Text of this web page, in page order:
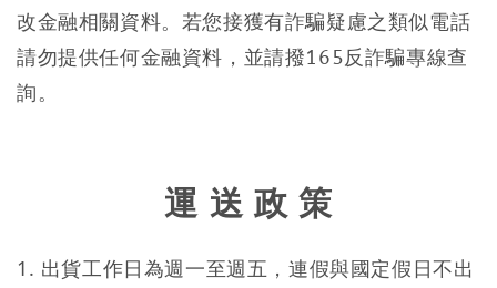
改金融相關資料。若您接獲有詐騙疑慮之類似電話
請勿提供任何金融資料，並請撥165反詐騙專線查
詢。
運 送 政 策
1. 出貨工作日為週一至週五，連假與國定假日不出